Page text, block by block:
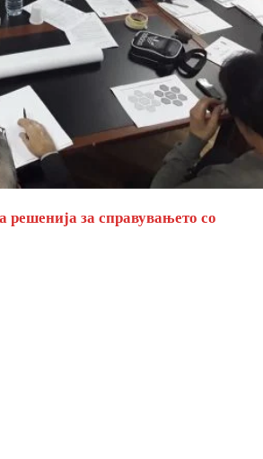
решенија за справувањето со